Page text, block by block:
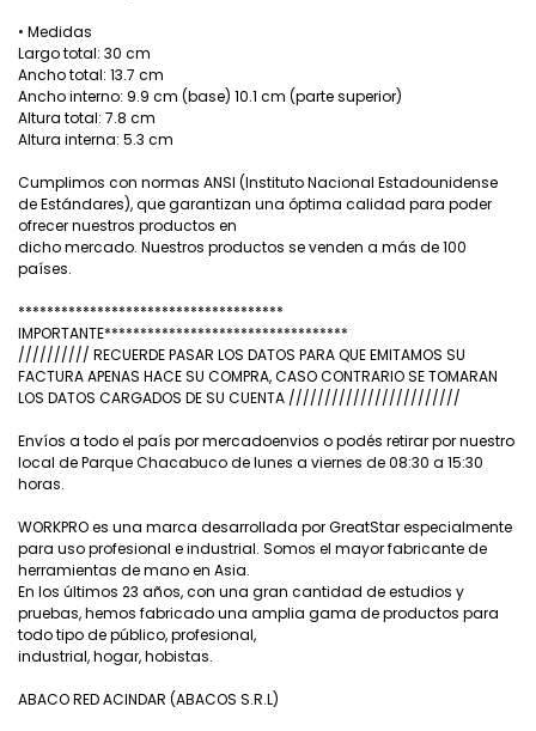
• Medidas
Largo total: 30 cm
Ancho total: 13.7 cm
Ancho interno: 9.9 cm (base) 10.1 cm (parte superior)
Altura total: 7.8 cm
Altura interna: 5.3 cm
Cumplimos con normas ANSI (Instituto Nacional Estadounidense
de Estándares), que garantizan una óptima calidad para poder
ofrecer nuestros productos en
dicho mercado. Nuestros productos se venden a más de 100
países.
*************************************
IMPORTANTE**********************************
////////// RECUERDE PASAR LOS DATOS PARA QUE EMITAMOS SU
FACTURA APENAS HACE SU COMPRA, CASO CONTRARIO SE TOMARAN
LOS DATOS CARGADOS DE SU CUENTA ////////////////////////
Envíos a todo el país por mercadoenvios o podés retirar por nuestro
local de Parque Chacabuco de lunes a viernes de 08:30 a 15:30
horas.
WORKPRO es una marca desarrollada por GreatStar especialmente
para uso profesional e industrial. Somos el mayor fabricante de
herramientas de mano en Asia.
En los últimos 23 años, con una gran cantidad de estudios y
pruebas, hemos fabricado una amplia gama de productos para
todo tipo de público, profesional,
industrial, hogar, hobistas.
ABACO RED ACINDAR (ABACOS S.R.L)